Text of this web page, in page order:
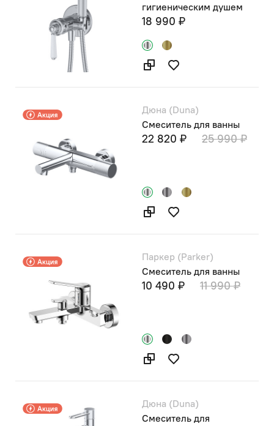
гигиеническим душем
18 990 ₽
Дюна (Duna)
Смеситель для ванны
22 820 ₽ 25 990 ₽
Паркер (Parker)
Смеситель для ванны
10 490 ₽ 11 990 ₽
Дюна (Duna)
Смеситель для